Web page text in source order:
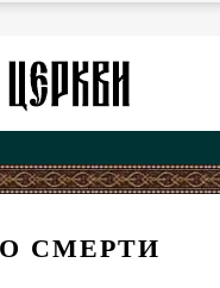
СМЕРТИ